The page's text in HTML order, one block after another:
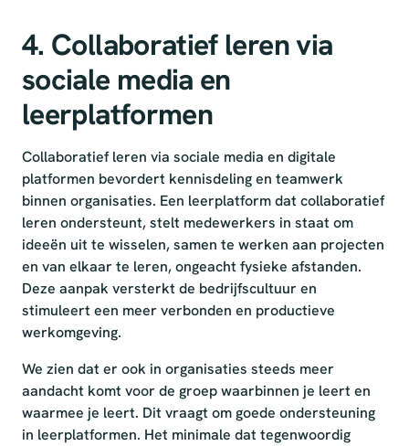
4. Collaboratief leren via
sociale media en
leerplatformen
Collaboratief leren via sociale media en digitale
platformen bevordert kennisdeling en teamwerk
binnen organisaties. Een leerplatform dat collaboratief
leren ondersteunt, stelt medewerkers in staat om
ideeën uit te wisselen, samen te werken aan projecten
en van elkaar te leren, ongeacht fysieke afstanden.
Deze aanpak versterkt de bedrijfscultuur en
stimuleert een meer verbonden en productieve
werkomgeving.
We zien dat er ook in organisaties steeds meer
aandacht komt voor de groep waarbinnen je leert en
waarmee je leert. Dit vraagt om goede ondersteuning
in leerplatformen. Het minimale dat tegenwoordig